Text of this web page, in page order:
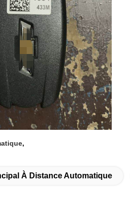
,
À Distance Automatique